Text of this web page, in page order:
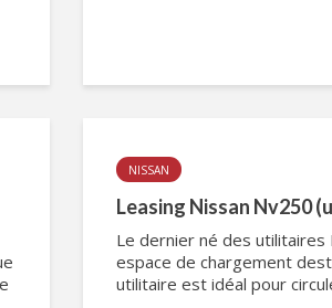
NISSAN
Leasing Nissan Nv250
Le dernier né des utilitaires
espace de chargement
utilitaire est idéal pour